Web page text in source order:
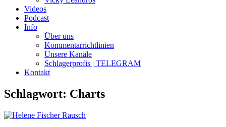
Videos
Podcast
Info
Über uns
Kommentarrichtlinien
Unsere Kanäle
Schlagerprofis | TELEGRAM
Kontakt
Schlagwort: Charts